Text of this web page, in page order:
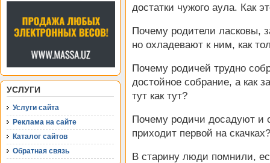
УСЛУГИ
Услуги сайта
Реклама на сайте
Каталог сайтов
Обратная связь
достатки чужого аула. Как
Почему родители ласковы,
но охладевают к ним, как
Почему родичей трудно
достойное собрание, а как
тут как тут?
Почему родичи досадуют и
приходит первой на скачках?
В старину люди помнили,